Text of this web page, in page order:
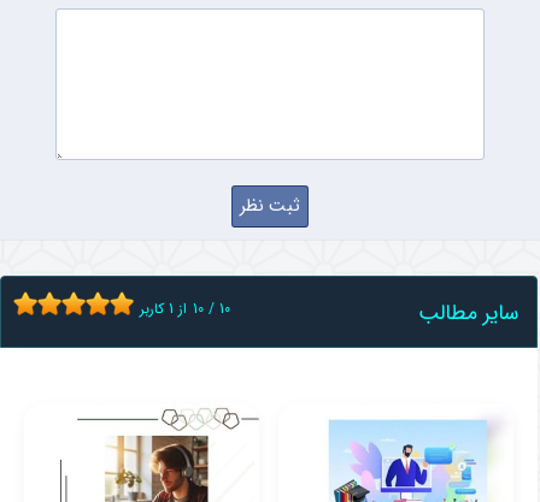
سایر مطالب 10 / 10 از 1کاربر